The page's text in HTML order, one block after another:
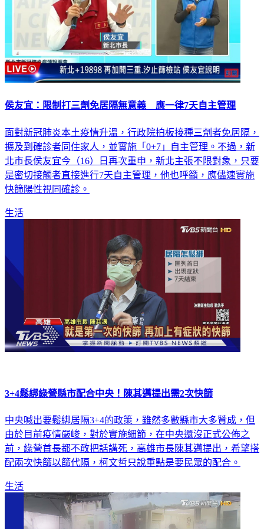
侯友宜：限制打三劑免居隔無意義 應一律7天自主管理
面對新冠肺炎本土疫情升溫，行政院拍板接種三劑者免居隔，
擴及到確診者同住家人，並實施「0+7」自主管理。不過，新
北市長侯友宜今（16）日再次重申，新北主張不限對象，只要
是密切接觸者直接進行7天自主管理，他也呼籲，應儘速實施
快篩陽性視同確診。
生活
3+4鬆綁綠營縣市配合中央！陳其邁提出需2次快篩
中央喊出要鬆綁居隔3+4的政策，雖然多數縣市大多贊成，但
由於目前疫情嚴峻，對於實施細節，在中央還沒正式公佈之
前，綠營首長都不敢把話講死，高雄市長陳其邁提出，希望搭
配兩次快篩以篩代隔，柯文哲只說重點是要民眾的配合。
生活